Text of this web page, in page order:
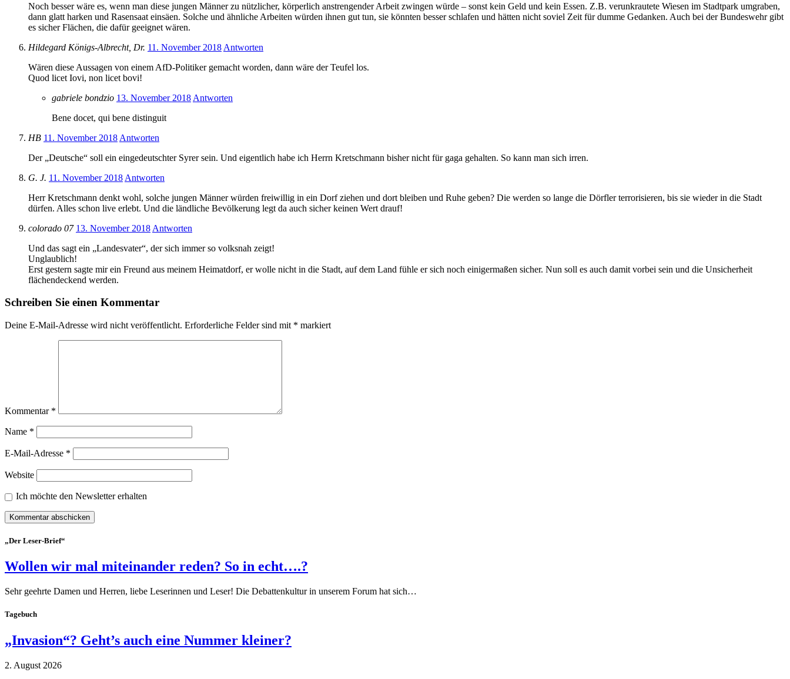
Noch besser wäre es, wenn man diese jungen Männer zu nützlicher, körperlich anstrengender Arbeit zwingen würde – sonst kein Geld und kein Essen. Z.B. verunkrautete Wiesen im Stadtpark umgraben,
dann glatt harken und Rasensaat einsäen. Solche und ähnliche Arbeiten würden ihnen gut tun, sie könnten besser schlafen und hätten nicht soviel Zeit für dumme Gedanken. Auch bei der Bundeswehr gibt
es sicher Flächen, die dafür geeignet wären.
Hildegard Königs-Albrecht, Dr. 11. November 2018 Antworten
Wären diese Aussagen von einem AfD-Politiker gemacht worden, dann wäre der Teufel los.
Quod licet Iovi, non licet bovi!
gabriele bondzio 13. November 2018 Antworten
Bene docet, qui bene distinguit
HB 11. November 2018 Antworten
Der „Deutsche“ soll ein eingedeutschter Syrer sein. Und eigentlich habe ich Herrn Kretschmann bisher nicht für gaga gehalten. So kann man sich irren.
G. J. 11. November 2018 Antworten
Herr Kretschmann denkt wohl, solche jungen Männer würden freiwillig in ein Dorf ziehen und dort bleiben und Ruhe geben? Die werden so lange die Dörfler terrorisieren, bis sie wieder in die Stadt
dürfen. Alles schon live erlebt. Und die ländliche Bevölkerung legt da auch sicher keinen Wert drauf!
colorado 07 13. November 2018 Antworten
Und das sagt ein „Landesvater“, der sich immer so volksnah zeigt!
Unglaublich!
Erst gestern sagte mir ein Freund aus meinem Heimatdorf, er wolle nicht in die Stadt, auf dem Land fühle er sich noch einigermaßen sicher. Nun soll es auch damit vorbei sein und die Unsicherheit
flächendeckend werden.
Schreiben Sie einen Kommentar
Deine E-Mail-Adresse wird nicht veröffentlicht. Erforderliche Felder sind mit * markiert
Kommentar *
Name *
E-Mail-Adresse *
Website
Ich möchte den Newsletter erhalten
„Der Leser-Brief“
Wollen wir mal miteinander reden? So in echt….?
Sehr geehrte Damen und Herren, liebe Leserinnen und Leser! Die Debattenkultur in unserem Forum hat sich…
Tagebuch
„Invasion“? Geht’s auch eine Nummer kleiner?
2. August 2026